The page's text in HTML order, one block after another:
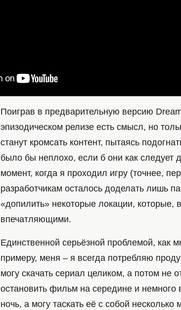
Поиграв в предварительную версию
эпизодическом релизе есть смысл, но
станут кромсать контент, пытаясь
было бы неплохо, если б они как следует
момент, когда я проходил игру (точнее,
разработчикам осталось доделать лишь
«допилить» некоторые локации, которые,
впечатляющими.
Единственной серьёзной проблемой, как
примеру, меня – я всегда потребляю
могу скачать сериал целиком, а потом не
остановить фильм на середине и немного
ночь, а могу таскать её с собой несколько